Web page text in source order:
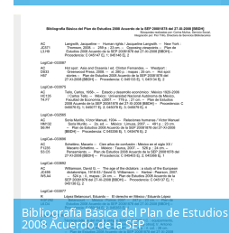
Bibliografía Básica del Plan de Estudios
2008 Acuerdo de la SEP